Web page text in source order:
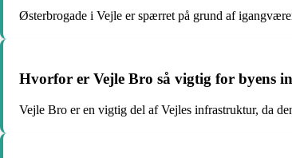
Østerbrogade i Vejle er spærret på grund af
Hvorfor er Vejle Bro så vigtig for byens
Vejle Bro er en vigtig del af Vejles infrastruktur, da